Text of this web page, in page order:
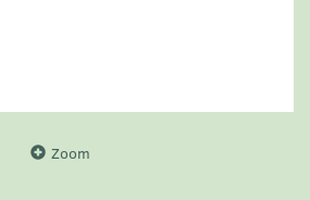
Zoom